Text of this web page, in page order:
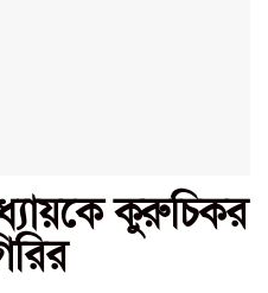
কুরুচিকর